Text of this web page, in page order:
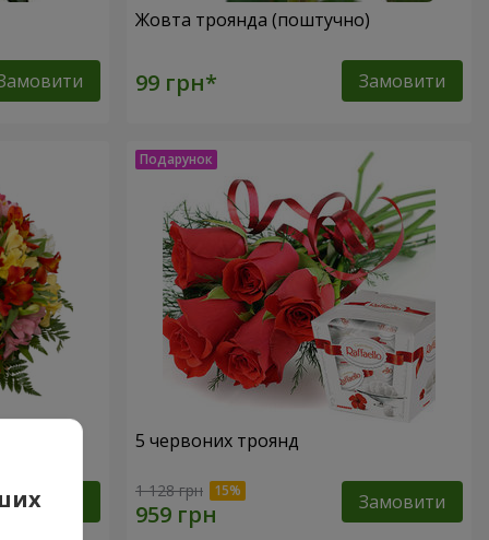
Жовта троянда (поштучно)
Замовити
5 червоних троянд
1 128 грн Замовити